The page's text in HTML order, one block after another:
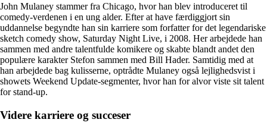
John Mulaney stammer fra Chicago, hvor han blev introduceret til
comedy-verdenen i en ung alder. Efter at have færdiggjort sin
uddannelse begyndte han sin karriere som forfatter for det legendariske
sketch comedy show, Saturday Night Live, i 2008. Her arbejdede han
sammen med andre talentfulde komikere og skabte blandt andet den
populære karakter Stefon sammen med Bill Hader. Samtidig med at
han arbejdede bag kulisserne, optrådte Mulaney også lejlighedsvist i
showets Weekend Update-segmenter, hvor han for alvor viste sit talent
for stand-up.
Videre karriere og succeser